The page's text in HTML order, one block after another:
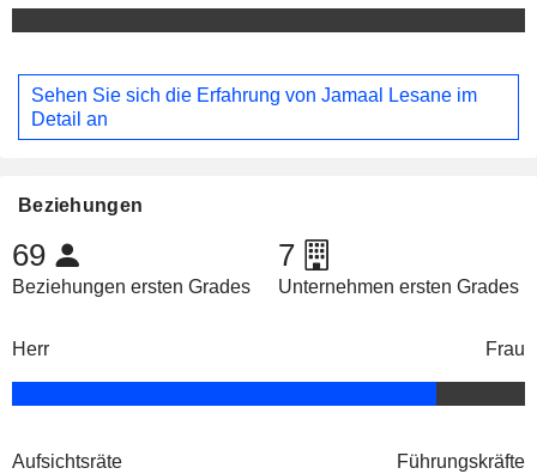
Sehen Sie sich die Erfahrung von Jamaal Lesane im
Detail an
Beziehungen
69
Beziehungen ersten Grades
7
Unternehmen ersten Grades
Herr Frau
Aufsichtsräte Führungskräfte